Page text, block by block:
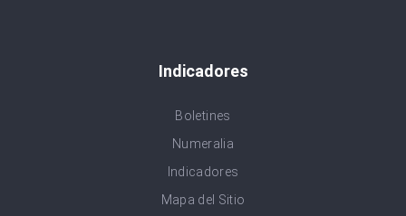
Indicadores
Boletines
Numeralia
Indicadores
Mapa del Sitio